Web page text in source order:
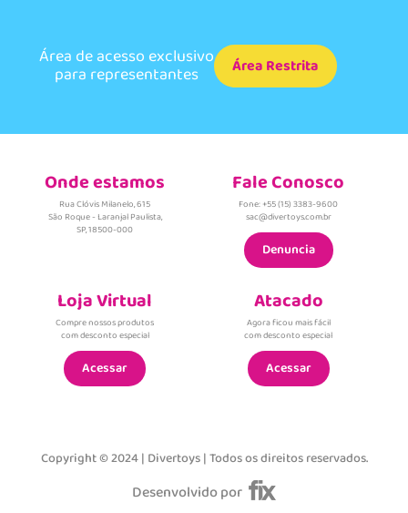
Área de acesso exclusivo
para representantes Área Restrita
Onde estamos
Rua Clóvis Milanelo, 615
São Roque - Laranjal Paulista,
SP, 18500-000
Fale Conosco
Fone: +55 (15) 3383-9600
sac@divertoys.com.br
Denuncia
Loja Virtual
Compre nossos produtos
com desconto especial
Acessar
Atacado
Agora ficou mais fácil
com desconto especial
Acessar
Copyright © 2024 | Divertoys | Todos os direitos reservados.
Desenvolvido por